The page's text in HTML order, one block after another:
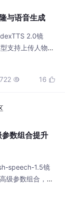
与语音生成
2.0镜
支持上传人物音
松应用于短视频
722  16 
数组合提升
speech-1.5镜
级参数组合，为
用于故事讲述、